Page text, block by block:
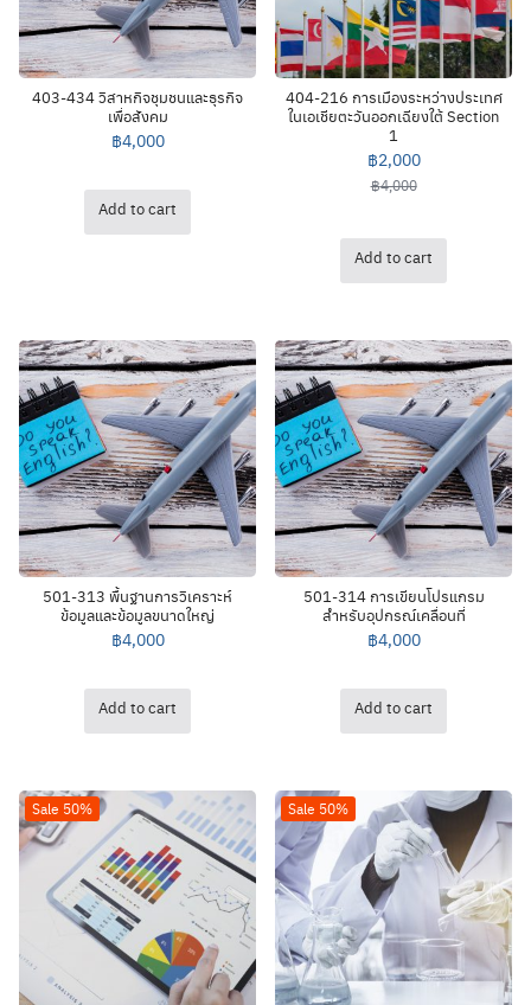
403-434 วิสาหกิจชุมชนและธุรกิจ
เพื่อสังคม
฿4,000
Add to cart
404-216 การเมืองระหว่างประเทศ
ในเอเชียตะวันออกเฉียงใต้ Section
1
฿4,000
฿2,000
Add to cart
501-313 พื้นฐานการวิเคราะห์
ข้อมูลและข้อมูลขนาดใหญ่
฿4,000
Add to cart
501-314 การเขียนโปรแกรม
สำหรับอุปกรณ์เคลื่อนที่
฿4,000
Add to cart
Sale 50% Sale 50%